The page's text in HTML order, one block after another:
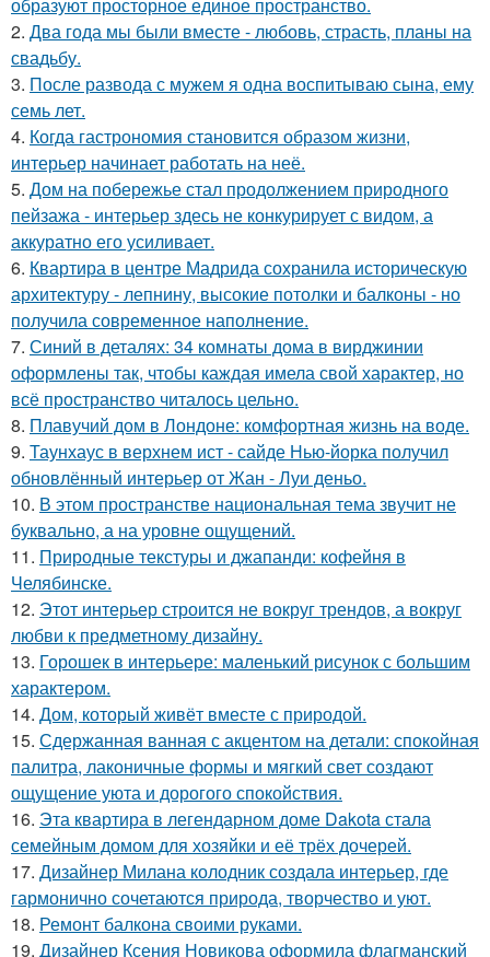
образуют просторное единое пространство.
2. Два года мы были вместе - любовь, страсть, планы на
свадьбу.
3. После развода с мужем я одна воспитываю сына, ему
семь лет.
4. Когда гастрономия становится образом жизни,
интерьер начинает работать на неё.
5. Дом на побережье стал продолжением природного
пейзажа - интерьер здесь не конкурирует с видом, а
аккуратно его усиливает.
6. Квартира в центре Мадрида сохранила историческую
архитектуру - лепнину, высокие потолки и балконы - но
получила современное наполнение.
7. Синий в деталях: 34 комнаты дома в вирджинии
оформлены так, чтобы каждая имела свой характер, но
всё пространство читалось цельно.
8. Плавучий дом в Лондоне: комфортная жизнь на воде.
9. Таунхаус в верхнем ист - сайде Нью-йорка получил
обновлённый интерьер от Жан - Луи деньо.
10. В этом пространстве национальная тема звучит не
буквально, а на уровне ощущений.
11. Природные текстуры и джапанди: кофейня в
Челябинске.
12. Этот интерьер строится не вокруг трендов, а вокруг
любви к предметному дизайну.
13. Горошек в интерьере: маленький рисунок с большим
характером.
14. Дом, который живёт вместе с природой.
15. Сдержанная ванная с акцентом на детали: спокойная
палитра, лаконичные формы и мягкий свет создают
ощущение уюта и дорогого спокойствия.
16. Эта квартира в легендарном доме Dakota стала
семейным домом для хозяйки и её трёх дочерей.
17. Дизайнер Милана колодник создала интерьер, где
гармонично сочетаются природа, творчество и уют.
18. Ремонт балкона своими руками.
19. Дизайнер Ксения Новикова оформила флагманский